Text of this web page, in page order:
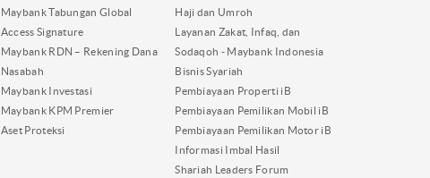
Maybank Tabungan Global
Access Signature
Maybank RDN – Rekening Dana
Nasabah
Maybank Investasi
Maybank KPM Premier
Aset Proteksi
Haji dan Umroh
Layanan Zakat, Infaq, dan
Sodaqoh - Maybank Indonesia
Bisnis Syariah
Pembiayaan Properti iB
Pembiayaan Pemilikan Mobil iB
Pembiayaan Pemilikan Motor iB
Informasi Imbal Hasil
Shariah Leaders Forum